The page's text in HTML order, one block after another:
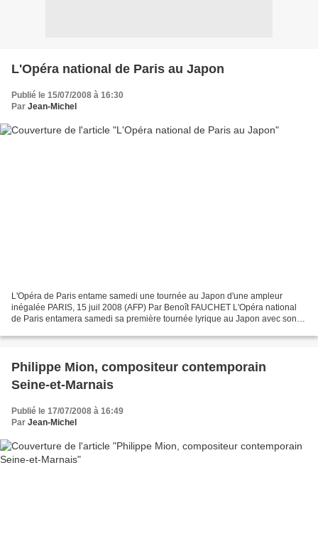
L'Opéra national de Paris au Japon
Publié le 15/07/2008 à 16:30
Par Jean-Michel
L'Opéra de Paris entame samedi une tournée au Japon d'une ampleur
inégalée PARIS, 15 juil 2008 (AFP) Par Benoît FAUCHET L'Opéra national
de Paris entamera samedi sa première tournée lyrique au Japon avec son
Philippe Mion, compositeur contemporain
Seine-et-Marnais
Publié le 17/07/2008 à 16:49
Par Jean-Michel